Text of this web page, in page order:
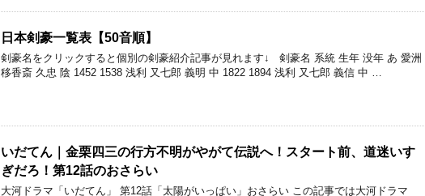
日本剣豪一覧表【50音順】
剣豪名をクリックすると個別の剣豪紹介記事が見れます↓ 剣豪名 系統 生年 没年 あ 愛洲
移香斎 久忠 陰 1452 1538 浅利 又七郎 義明 中 1822 1894 浅利 又七郎 義信 中 …
いだてん｜金栗四三の行方不明がやがて伝説へ！スタート前、道迷いす
ぎだろ！第12話のおさらい
大河ドラマ「いだてん」 第12話「太陽がいっぱい」おさらい この記事では大河ドラマ